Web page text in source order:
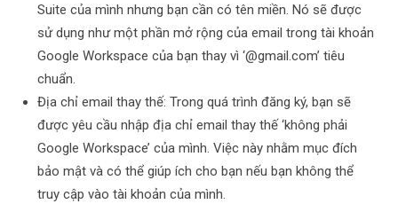
Suite của mình nhưng bạn cần có tên miền. Nó sẽ được
sử dụng như một phần mở rộng của email trong tài khoản
Google Workspace của bạn thay vì ‘@gmail.com’ tiêu
chuẩn.
Địa chỉ email thay thế: Trong quá trình đăng ký, bạn sẽ
được yêu cầu nhập địa chỉ email thay thế ‘không phải
Google Workspace’ của mình. Việc này nhằm mục đích
bảo mật và có thể giúp ích cho bạn nếu bạn không thể
truy cập vào tài khoản của mình.